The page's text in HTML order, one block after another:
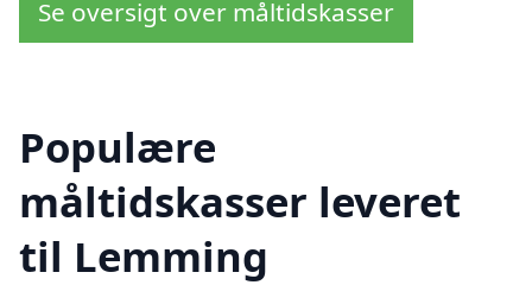
Se oversigt over måltidskasser
Populære
måltidskasser leveret
til Lemming